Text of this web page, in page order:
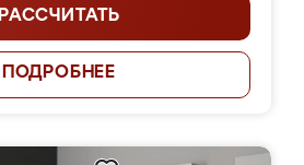
РАССЧИТАТЬ
ПОДРОБНЕЕ